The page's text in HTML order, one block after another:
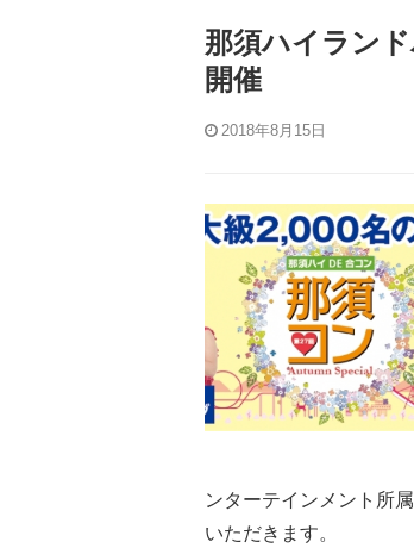
那須ハイラン
開催
2018年8月15日
ンターテインメント所
いただきます。